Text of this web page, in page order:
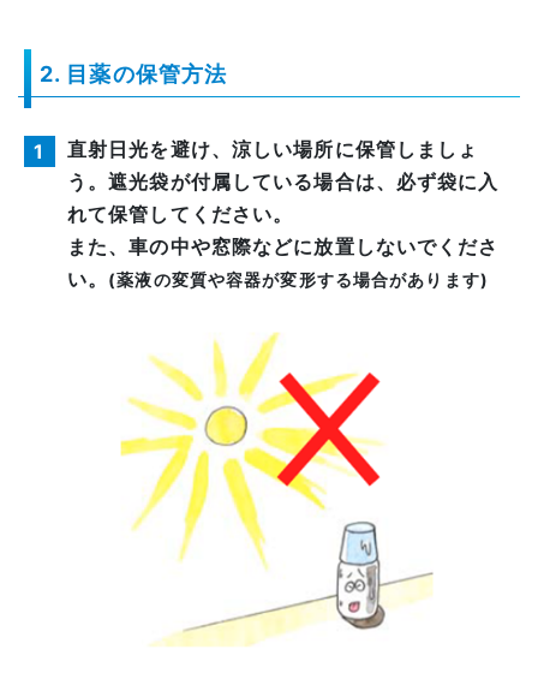
2. 目薬の保管方法
1
直射日光を避け、涼しい場所に保管しましょ
う。遮光袋が付属している場合は、必ず袋に入
れて保管してください。
また、車の中や窓際などに放置しないでくださ
い。
(薬液の変質や容器が変形する場合があります)